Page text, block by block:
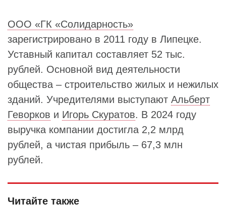
ООО «ГК «Солидарность»
зарегистрировано в 2011 году в Липецке.
Уставный капитал составляет 52 тыс.
рублей. Основной вид деятельности
общества – строительство жилых и нежилых
зданий. Учредителями выступают Альберт
Геворков и Игорь Скуратов. В 2024 году
выручка компании достигла 2,2 млрд
рублей, а чистая прибыль – 67,3 млн
рублей.
Читайте также